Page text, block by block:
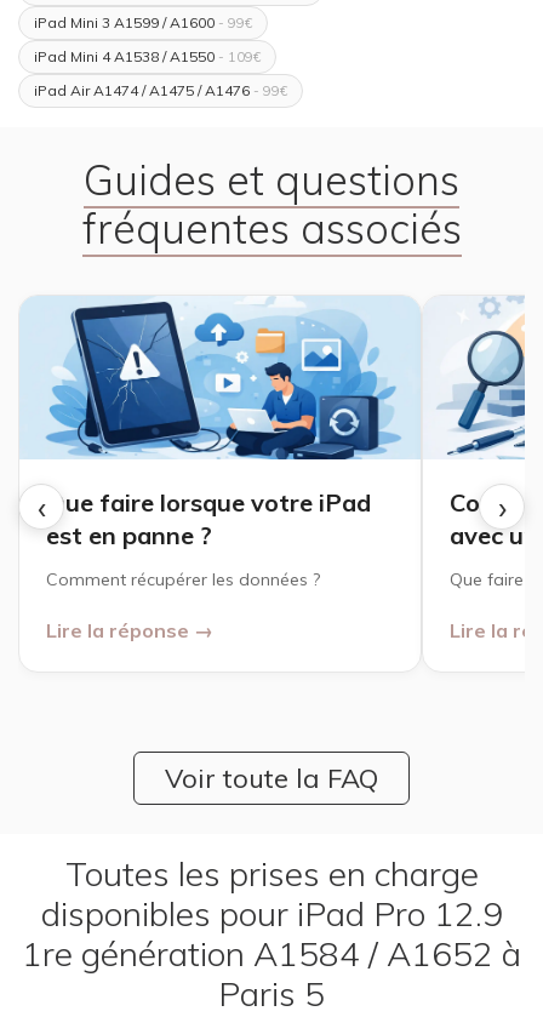
iPad Mini 3 A1599 / A1600 - 99€
iPad Mini 4 A1538 / A1550 - 109€
iPad Air A1474 / A1475 / A1476 - 99€
Guides et questions
fréquentes associés
‹ ›
Que faire lorsque votre iPad
est en panne ?
Comment récupérer les données ?
Lire la réponse →
avec
Que faire ?
Lire la
Voir toute la FAQ
Toutes les prises en charge
disponibles pour iPad Pro 12.9
1re génération A1584 / A1652 à
Paris 5